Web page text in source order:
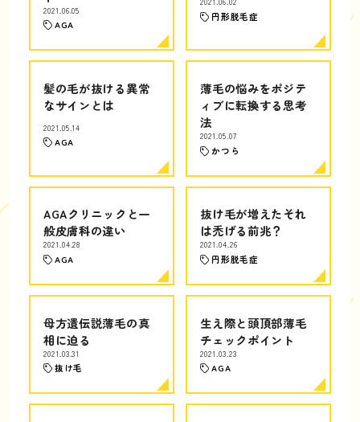
2021.06.05
AGA
円形脱毛症
髪の毛が抜ける異常
なサインとは
2021.05.14
AGA
薄毛の悩みをポジテ
ィブに転換する思考
法
2021.05.07
かつら
AGAクリニックと一
般皮膚科の違い
2021.04.28
AGA
抜け毛が増えたそれ
は禿げる前兆？
2021.04.26
円形脱毛症
母方遺伝説薄毛の真
相に迫る
2021.03.31
抜け毛
生え際と頭頂部薄毛
チェックポイント
2021.03.23
AGA